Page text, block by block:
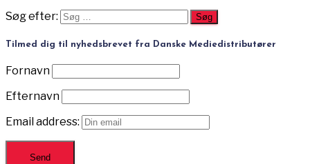
Søg efter:
Tilmed dig til nyhedsbrevet fra Danske Mediedistributører
Fornavn
Efternavn
Email address: